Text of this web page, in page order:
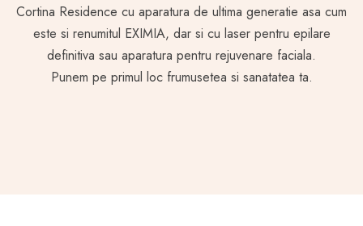
Cortina Residence cu aparatura de ultima generatie asa cum
este si renumitul EXIMIA, dar si cu laser pentru epilare
definitiva sau aparatura pentru rejuvenare faciala.
Punem pe primul loc frumusetea si sanatatea ta.